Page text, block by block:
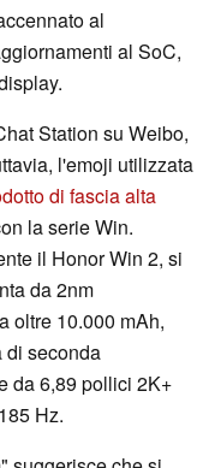
al
al SoC,
Station su Weibo,
l'emoji utilizzata
di fascia alta
la serie Win.
il Honor Win 2, si
da 2nm
oltre 10.000 mAh,
di seconda
da 6,89 pollici 2K+
Hz.